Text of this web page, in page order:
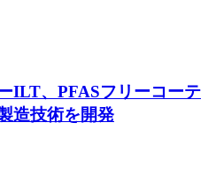
ILT、PFASフリーコーテ
造技術を開発